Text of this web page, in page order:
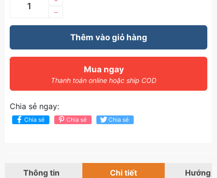
–
Thêm vào giỏ hàng
Mua ngay
Thanh toán online hoặc ship COD
Chia sẻ ngay:
Chia sẻ Chia sẻ Chia sẻ
Thông tin Chi tiết Hướng